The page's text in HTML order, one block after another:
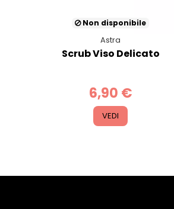
Non disponibile
Astra
Scrub Viso Delicato
6,90 €
VEDI